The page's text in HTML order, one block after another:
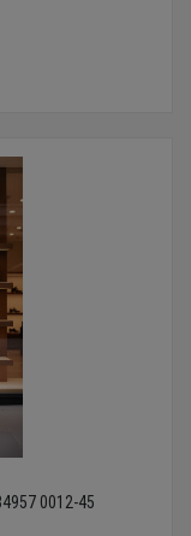
0012-45